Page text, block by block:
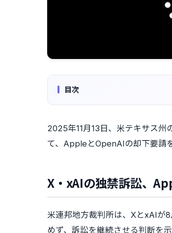
目次
2025年11月13日、米テキサス
て、AppleとOpenAIの却下要請
X・xAIの独禁訴訟、
米連邦地方裁判所は、XとxAIが
めず、訴訟を継続させる判断を